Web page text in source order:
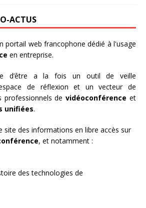
ACTUS
portail web francophone dédié à l'usage
en entreprise.
d’être a la fois un outil de veille
de réflexion et un vecteur de
professionnels devidéoconférence et
unifiées.
site des informations en libre accès sur
, et notamment :
des technologies de